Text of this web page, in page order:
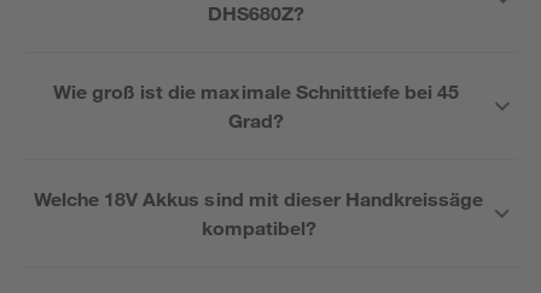
DHS680Z?
Wie groß ist die maximale Schnitttiefe bei 45
Grad?
Welche 18V Akkus sind mit dieser Handkreissäge
kompatibel?